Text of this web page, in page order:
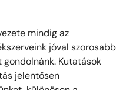
mindig az
jóval szorosabb
Kutatások
jelentősen